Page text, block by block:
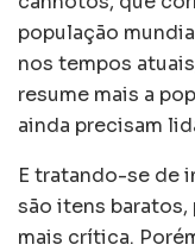
população
nos tempos
resume mais a
ainda precisam
E tratando-se de
são itens baratos,
mais crítica.